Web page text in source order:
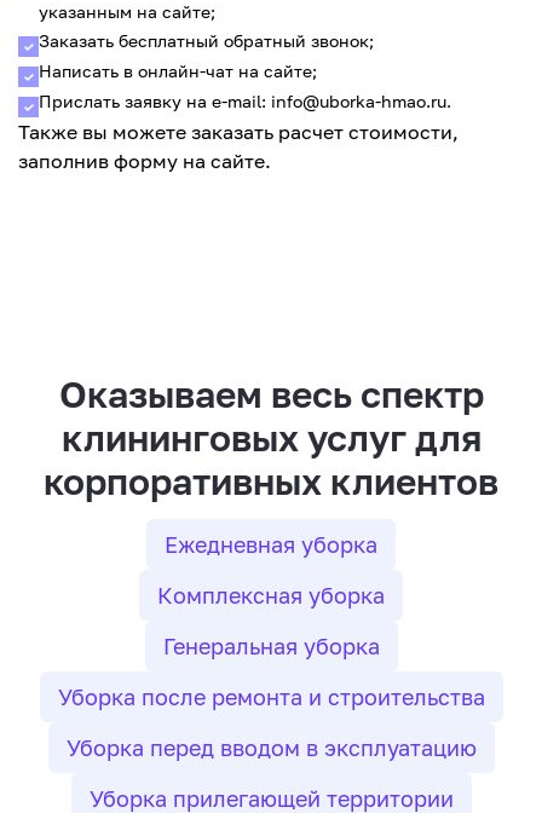
указанным на сайте;
Заказать бесплатный обратный звонок;
Написать в онлайн-чат на сайте;
Прислать заявку на e-mail: info@uborka-hmao.ru.
Также вы можете заказать расчет стоимости,
заполнив форму на сайте.
Оказываем весь спектр
клининговых услуг для
корпоративных клиентов
Ежедневная уборка
Комплексная уборка
Генеральная уборка
Уборка после ремонта и строительства
Уборка перед вводом в эксплуатацию
Уборка прилегающей территории